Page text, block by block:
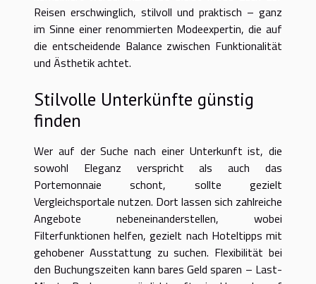
Reisen erschwinglich, stilvoll und praktisch – ganz
im Sinne einer renommierten Modeexpertin, die auf
die entscheidende Balance zwischen Funktionalität
und Ästhetik achtet.
Stilvolle Unterkünfte günstig
finden
Wer auf der Suche nach einer Unterkunft ist, die
sowohl Eleganz verspricht als auch das
Portemonnaie schont, sollte gezielt
Vergleichsportale nutzen. Dort lassen sich zahlreiche
Angebote nebeneinanderstellen, wobei
Filterfunktionen helfen, gezielt nach Hoteltipps mit
gehobener Ausstattung zu suchen. Flexibilität bei
den Buchungszeiten kann bares Geld sparen – Last-